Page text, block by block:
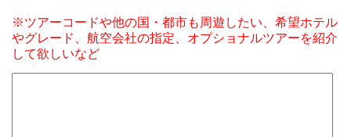
※ツアーコードや他の国・都市も周遊したい、希望ホテル
やグレード、航空会社の指定、オプショナルツアーを紹介
して欲しいなど